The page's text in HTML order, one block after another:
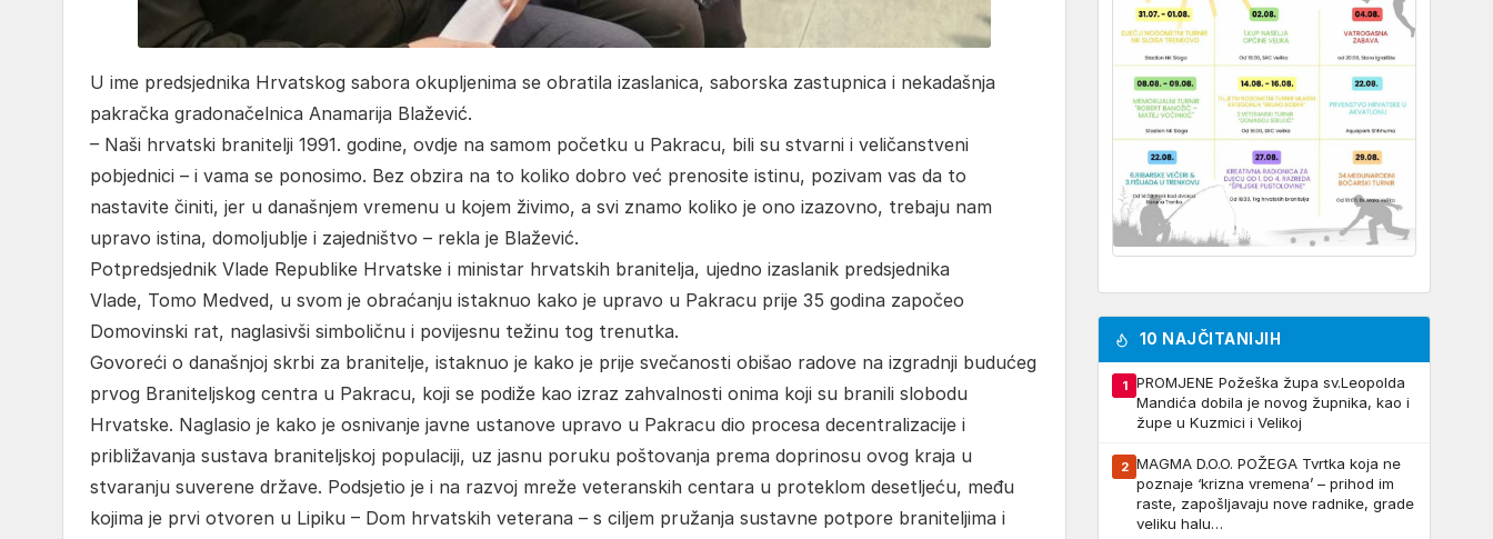
U ime predsjednika Hrvatskog sabora okupljenima se obratila izaslanica, saborska zastupnica i nekadašnja
pakračka gradonačelnica Anamarija Blažević.
– Naši hrvatski branitelji 1991. godine, ovdje na samom početku u Pakracu, bili su stvarni i veličanstveni
pobjednici – i vama se ponosimo. Bez obzira na to koliko dobro već prenosite istinu, pozivam vas da to
nastavite činiti, jer u današnjem vremenu u kojem živimo, a svi znamo koliko je ono izazovno, trebaju nam
upravo istina, domoljublje i zajedništvo – rekla je Blažević.
Potpredsjednik Vlade Republike Hrvatske i ministar hrvatskih branitelja, ujedno izaslanik predsjednika
Vlade, Tomo Medved, u svom je obraćanju istaknuo kako je upravo u Pakracu prije 35 godina započeo
Domovinski rat, naglasivši simboličnu i povijesnu težinu tog trenutka.
Govoreći o današnjoj skrbi za branitelje, istaknuo je kako je prije svečanosti obišao radove na izgradnji budućeg
prvog Braniteljskog centra u Pakracu, koji se podiže kao izraz zahvalnosti onima koji su branili slobodu
Hrvatske. Naglasio je kako je osnivanje javne ustanove upravo u Pakracu dio procesa decentralizacije i
približavanja sustava braniteljskoj populaciji, uz jasnu poruku poštovanja prema doprinosu ovog kraja u
stvaranju suverene države. Podsjetio je i na razvoj mreže veteranskih centara u proteklom desetljeću, među
kojima je prvi otvoren u Lipiku – Dom hrvatskih veterana – s ciljem pružanja sustavne potpore braniteljima i
10 NAJČITANIJIH
1
PROMJENE Požeška župa sv.Leopolda
Mandića dobila je novog župnika, kao i
župe u Kuzmici i Velikoj
2 MAGMA D.O.O. POŽEGA Tvrtka koja ne
poznaje ‘krizna vremena’ – prihod im
raste, zapošljavaju nove radnike, grade
veliku halu…